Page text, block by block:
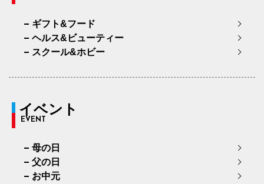
ギフト&フード
ヘルス&ビューティー
スクール&ホビー
イベント
EVENT
母の日
父の日
お中元